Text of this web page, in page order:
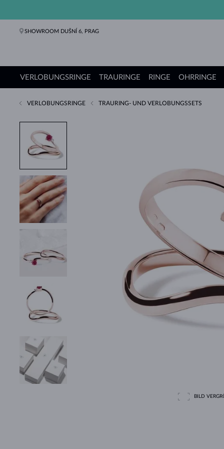
SHOWROOM DUŠNÍ 6, PRAG
VERLOBUNGSRINGE
Verlobungsringe
TRAURINGE
Trauringe
RINGE
Ringe
OHRRINGE
Ohrringe
Ketten
Armbänder
Perlen
Schmuck
Geschenke
KLENOTA Kollektionen
VERLOBUNGSRINGE TRAURING- UND VERLOBUNGSSETS
BILD